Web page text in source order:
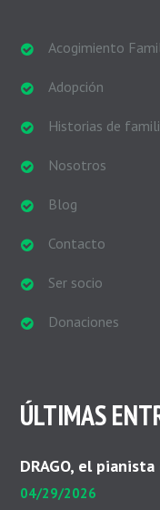
Acogimiento
Adopción
Historias de
Nosotros
Blog
Contacto
Ser socio
Donaciones
ÚLTIMAS
DRAGO, el
04/29/2026